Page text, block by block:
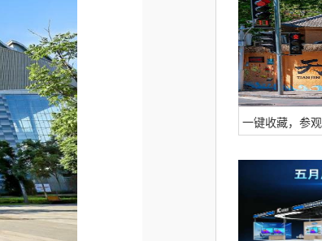
一键收藏，参
会！5月23日